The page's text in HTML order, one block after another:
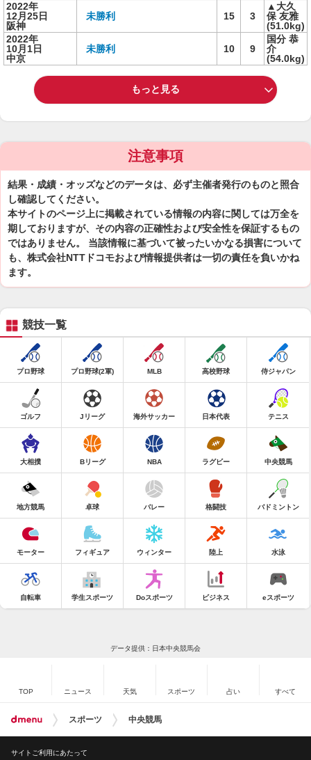
2022年
12月25日
阪神
未勝利 15 3
▲大久
保 友雅
(51.0kg)
2022年
10月1日
中京
未勝利 10 9
国分 恭
介
(54.0kg)
もっと見る
注意事項
結果・成績・オッズなどのデータは、必ず主催者発行のものと照合
し確認してください。
本サイトのページ上に掲載されている情報の内容に関しては万全を
期しておりますが、その内容の正確性および安全性を保証するもの
ではありません。 当該情報に基づいて被ったいかなる損害について
も、株式会社NTTドコモおよび情報提供者は一切の責任を負いかね
ます。
競技一覧
プロ野球 プロ野球(2軍) MLB 高校野球 侍ジャパン
ゴルフ Jリーグ 海外サッカー 日本代表 テニス
大相撲 Bリーグ NBA ラグビー 中央競馬
地方競馬 卓球 バレー 格闘技 バドミントン
モーター フィギュア ウィンター 陸上 水泳
自転車 学生スポーツ Doスポーツ ビジネス eスポーツ
データ提供：日本中央競馬会
TOP ニュース 天気 スポーツ 占い すべて
スポーツ 中央競馬
サイトご利用にあたって